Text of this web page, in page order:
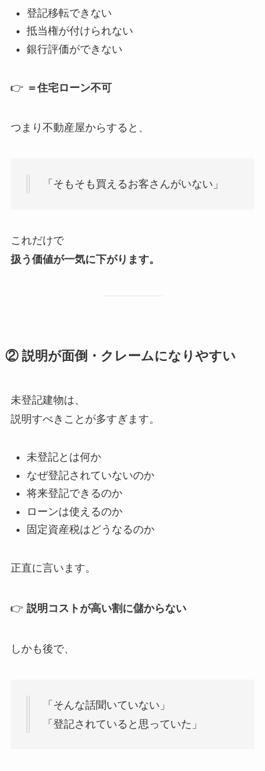
登記移転できない
抵当権が付けられない
銀行評価ができない
👉 ＝住宅ローン不可
つまり不動産屋からすると、
「そもそも買えるお客さんがいない」
これだけで
扱う価値が一気に下がります。
② 説明が面倒・クレームになりやすい
未登記建物は、
説明すべきことが多すぎます。
未登記とは何か
なぜ登記されていないのか
将来登記できるのか
ローンは使えるのか
固定資産税はどうなるのか
正直に言います。
👉 説明コストが高い割に儲からない
しかも後で、
「そんな話聞いていない」
「登記されていると思っていた」